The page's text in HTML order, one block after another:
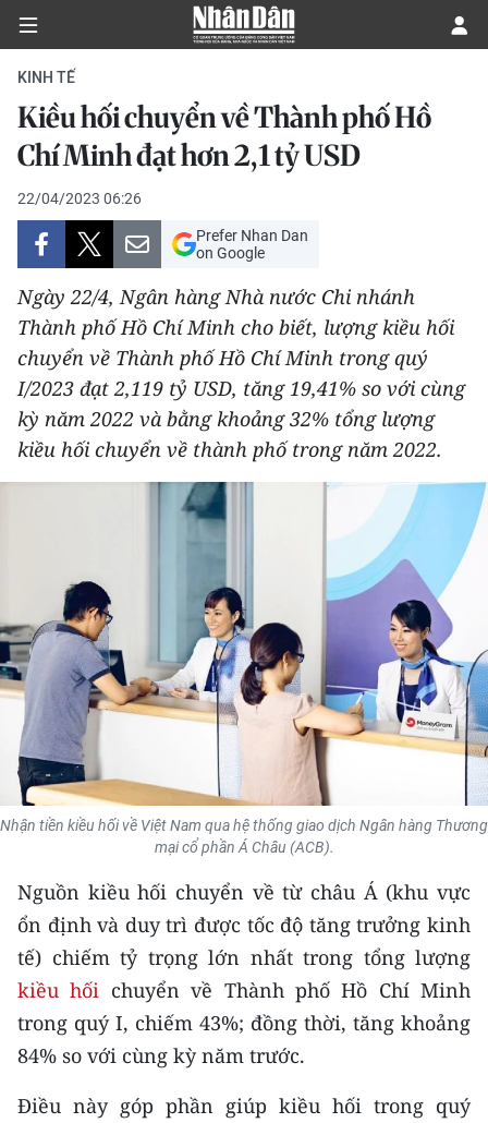
CHÍNH TRỊ
KINH TẾ
VĂN HÓA
XÃ HỘI
PHÁP LUẬT
DU LỊCH
THẾ GIỚI
Y TẾ
KHOA HỌC - CÔNG NGHỆ
MÔI TRƯỜNG
BẠN ĐỌC
KIỂM CHỨNG THÔNG TIN
TRI THỨC CHUYÊN SÂU
54 DÂN TỘC VIỆT NAM
CHƯƠNG TRÌNH OCOP - MỖI XÃ
MỘT SẢN PHẨM
KINH TẾ
Kiều hối chuyển về Thành phố Hồ
Chí Minh đạt hơn 2,1 tỷ USD
22/04/2023 06:26
Prefer Nhan Dan
on Google
Ngày 22/4, Ngân hàng Nhà nước Chi nhánh
Thành phố Hồ Chí Minh cho biết, lượng kiều hối
chuyển về Thành phố Hồ Chí Minh trong quý
I/2023 đạt 2,119 tỷ USD, tăng 19,41% so với cùng
kỳ năm 2022 và bằng khoảng 32% tổng lượng
kiều hối chuyển về thành phố trong năm 2022.
Nhận tiền kiều hối về Việt Nam qua hệ thống giao dịch Ngân hàng Thương
mại cổ phần Á Châu (ACB).
Nguồn kiều hối chuyển về từ châu Á (khu vực
ổn định và duy trì được tốc độ tăng trưởng kinh
tế) chiếm tỷ trọng lớn nhất trong tổng lượng
kiều hối chuyển về Thành phố Hồ Chí Minh
trong quý I, chiếm 43%; đồng thời, tăng khoảng
84% so với cùng kỳ năm trước.
Điều này góp phần giúp kiều hối trong quý